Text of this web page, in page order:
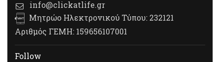
info@clickatlife.gr
Μητρώο Ηλεκτρονικού Τύπου: 232121
Αριθμός ΓΕΜΗ: 159656107001
Follow